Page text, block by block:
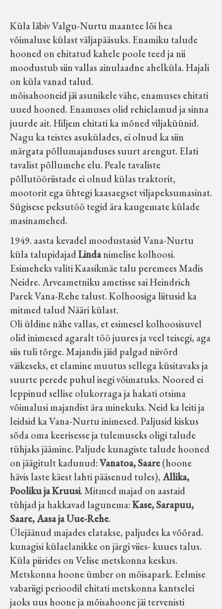
Otsi
Tagasiside
Koduleht on teoks saanud tänu Sillaotsa
Muuseumisõprade Seltsingu, Kohaliku
Omaalgatuse Programmi ja Märjamaa
Vallavalitsuse abile.
Küla läbiv Valgu-Nurtu maantee lõi hea
võimaluse külast väljapääsuks. Enamiku talude
hooned on ehitatud kahele poole teed ja nii
moodustub siin vallas ainulaadne ahelküla. Hajali
on küla vanad talud.
mõisahooneid jäi asunikele vähe, enamuses ehitati
uued hooned. Enamuses olid rehielamud ja sinna
juurde ait. Hiljem ehitati ka mõned viljaküünid.
Nagu ka teistes asukülades, ei olnud ka siin
märgata põllumajanduses suurt arengut. Elati
tavalist põllumehe elu. Peale tavaliste
põllutööriistade ei olnud külas traktorit,
mootorit ega ühtegi kaasaegset viljapeksumasinat.
Sügisese peksutöö tegid ära kaugemate külade
masinamehed.
1949. aasta kevadel moodustasid Vana-Nurtu
küla talupidajadLindanimelise kolhoosi.
Esimeheks valiti Kaasikmäe talu peremees Madis
Neidre. Arveametniku ametisse sai Heindrich
Parek Vana-Rehe talust. Kolhoosiga liitusid ka
mitmed talud Nääri külast.
Oli üldine nähe vallas, et esimesel kolhoosisuvel
olid inimesed agaralt töö juures ja veel teisegi, aga
siis tuli tõrge. Majandis jäid palgad niivõrd
väikeseks, et elamine muutus sellega küsitavaks ja
suurte perede puhul isegi võimatuks. Noored ei
leppinud sellise olukorraga ja hakati otsima
võimalusi majandist ära minekuks. Neid ka leiti ja
leidsid ka Vana-Nurtu inimesed. Paljusid kiskus
sõda oma keerisesse ja tulemuseks oligi talude
tühjaks jäämine. Paljude kunagiste talude hooned
on jäägitult kadunud:Vanatoa, Saare(hoone
hävis laste käest lahti pääsenud tules),Allika,
Pooliku ja Kruusi. Mitmed majad on aastaid
tühjad ja hakkavad lagunema:Kase, Sarapuu,
Saare, Aasa ja Uue-Rehe.
Ülejäänud majades elatakse, paljudes ka võõrad.
kunagisi külaelanikke on järgi viies- kuues talus.
Küla piirides on Velise metskonna keskus.
Metskonna hoone ümber on mõisapark. Eelmise
vabariigi perioodil ehitati metskonna kantselei
jaoks uus hoone ja mõisahoone jäi tervenisti